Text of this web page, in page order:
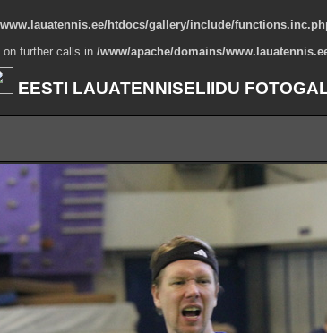
htdocs/gallery/include/
further calls in /www/apache/domains/
EESTI LAUATENNISELIIDU